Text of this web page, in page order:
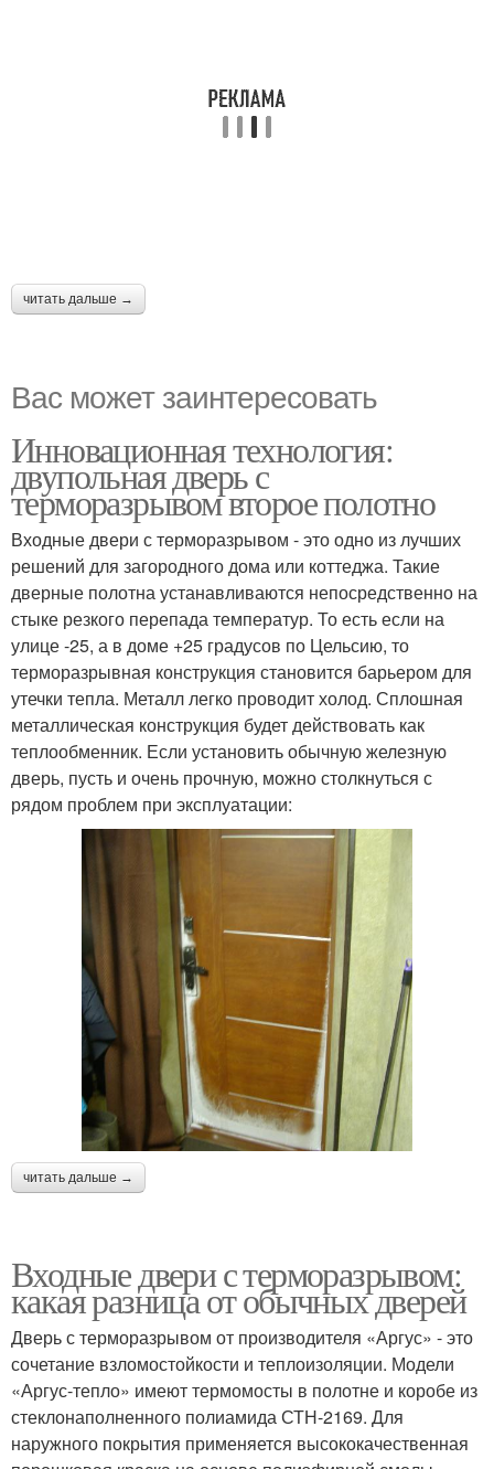
читать дальше →
Вас может заинтересовать
Инновационная технология:
двупольная дверь с
терморазрывом второе полотно
Входные двери с терморазрывом - это одно из лучших
решений для загородного дома или коттеджа. Такие
дверные полотна устанавливаются непосредственно на
стыке резкого перепада температур. То есть если на
улице -25, а в доме +25 градусов по Цельсию, то
терморазрывная конструкция становится барьером для
утечки тепла. Металл легко проводит холод. Сплошная
металлическая конструкция будет действовать как
теплообменник. Если установить обычную железную
дверь, пусть и очень прочную, можно столкнуться с
рядом проблем при эксплуатации:
читать дальше →
Входные двери с терморазрывом:
какая разница от обычных дверей
Дверь с терморазрывом от производителя «Аргус» - это
сочетание взломостойкости и теплоизоляции. Модели
«Аргус-тепло» имеют термомосты в полотне и коробе из
стеклонаполненного полиамида СТН-2169. Для
наружного покрытия применяется высококачественная